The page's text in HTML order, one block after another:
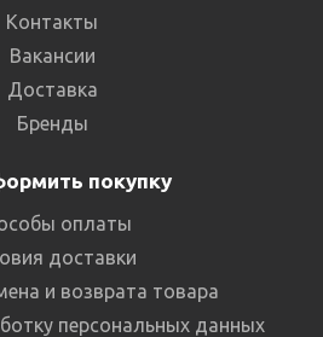
Контакты
Вакансии
Доставка
Бренды
покупку
оплаты
доставки
и возврата товара
персональных данных